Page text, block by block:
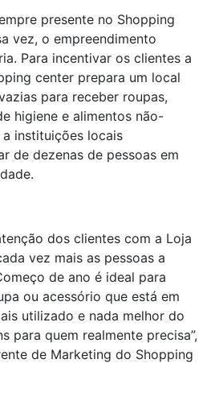
presente no Shopping
vez, o empreendimento
Para incentivar os clientes a
center prepara um local
para receber roupas,
higiene e alimentos não-
instituições locais
de dezenas de pessoas em
dos clientes com a Loja
vez mais as pessoas a
de ano é ideal para
ou acessório que está em
utilizado e nada melhor do
para quem realmente precisa”,
de Marketing do Shopping